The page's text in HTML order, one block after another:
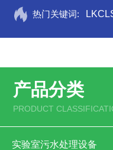
热门关键词:
产品分类
PRODUCT
实验室污水处理设备